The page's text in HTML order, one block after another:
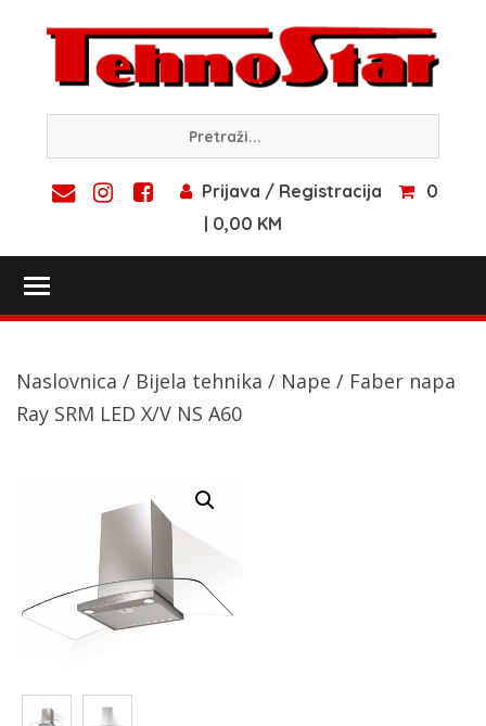
content
Prijava / Registracija
0
| 0,00 KM
Naslovnica / Bijela tehnika / Nape / Faber napa
Ray SRM LED X/V NS A60